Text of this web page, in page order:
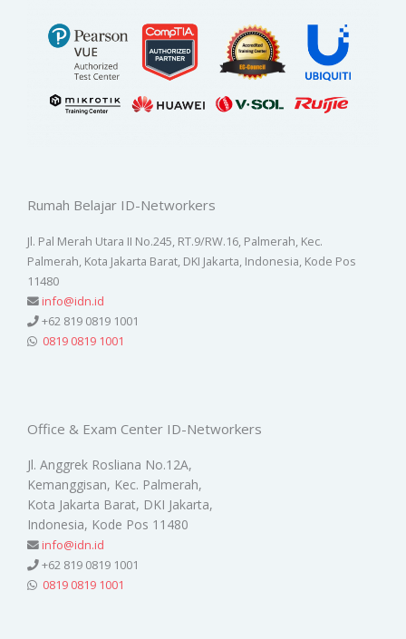
Rumah Belajar ID-Networkers
Jl. Pal Merah Utara II No.245, RT.9/RW.16, Palmerah, Kec.
Palmerah, Kota Jakarta Barat, DKI Jakarta, Indonesia, Kode Pos
11480
info@idn.id
+62 819 0819 1001
0819 0819 1001
Office & Exam Center ID-Networkers
Jl. Anggrek Rosliana No.12A,
Kemanggisan, Kec. Palmerah,
Kota Jakarta Barat, DKI Jakarta,
Indonesia, Kode Pos 11480
info@idn.id
+62 819 0819 1001
0819 0819 1001